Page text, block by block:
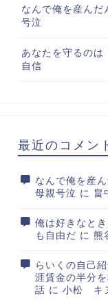
なんで俺を産んだ
号泣
あなたを守るのは
自信
最近のコメン
なんで俺を産
母親号泣 に 畠
俺は好きなと
も自由だ に 熊
らいくの自己
涯賃金の半分
話 に 小松 キ